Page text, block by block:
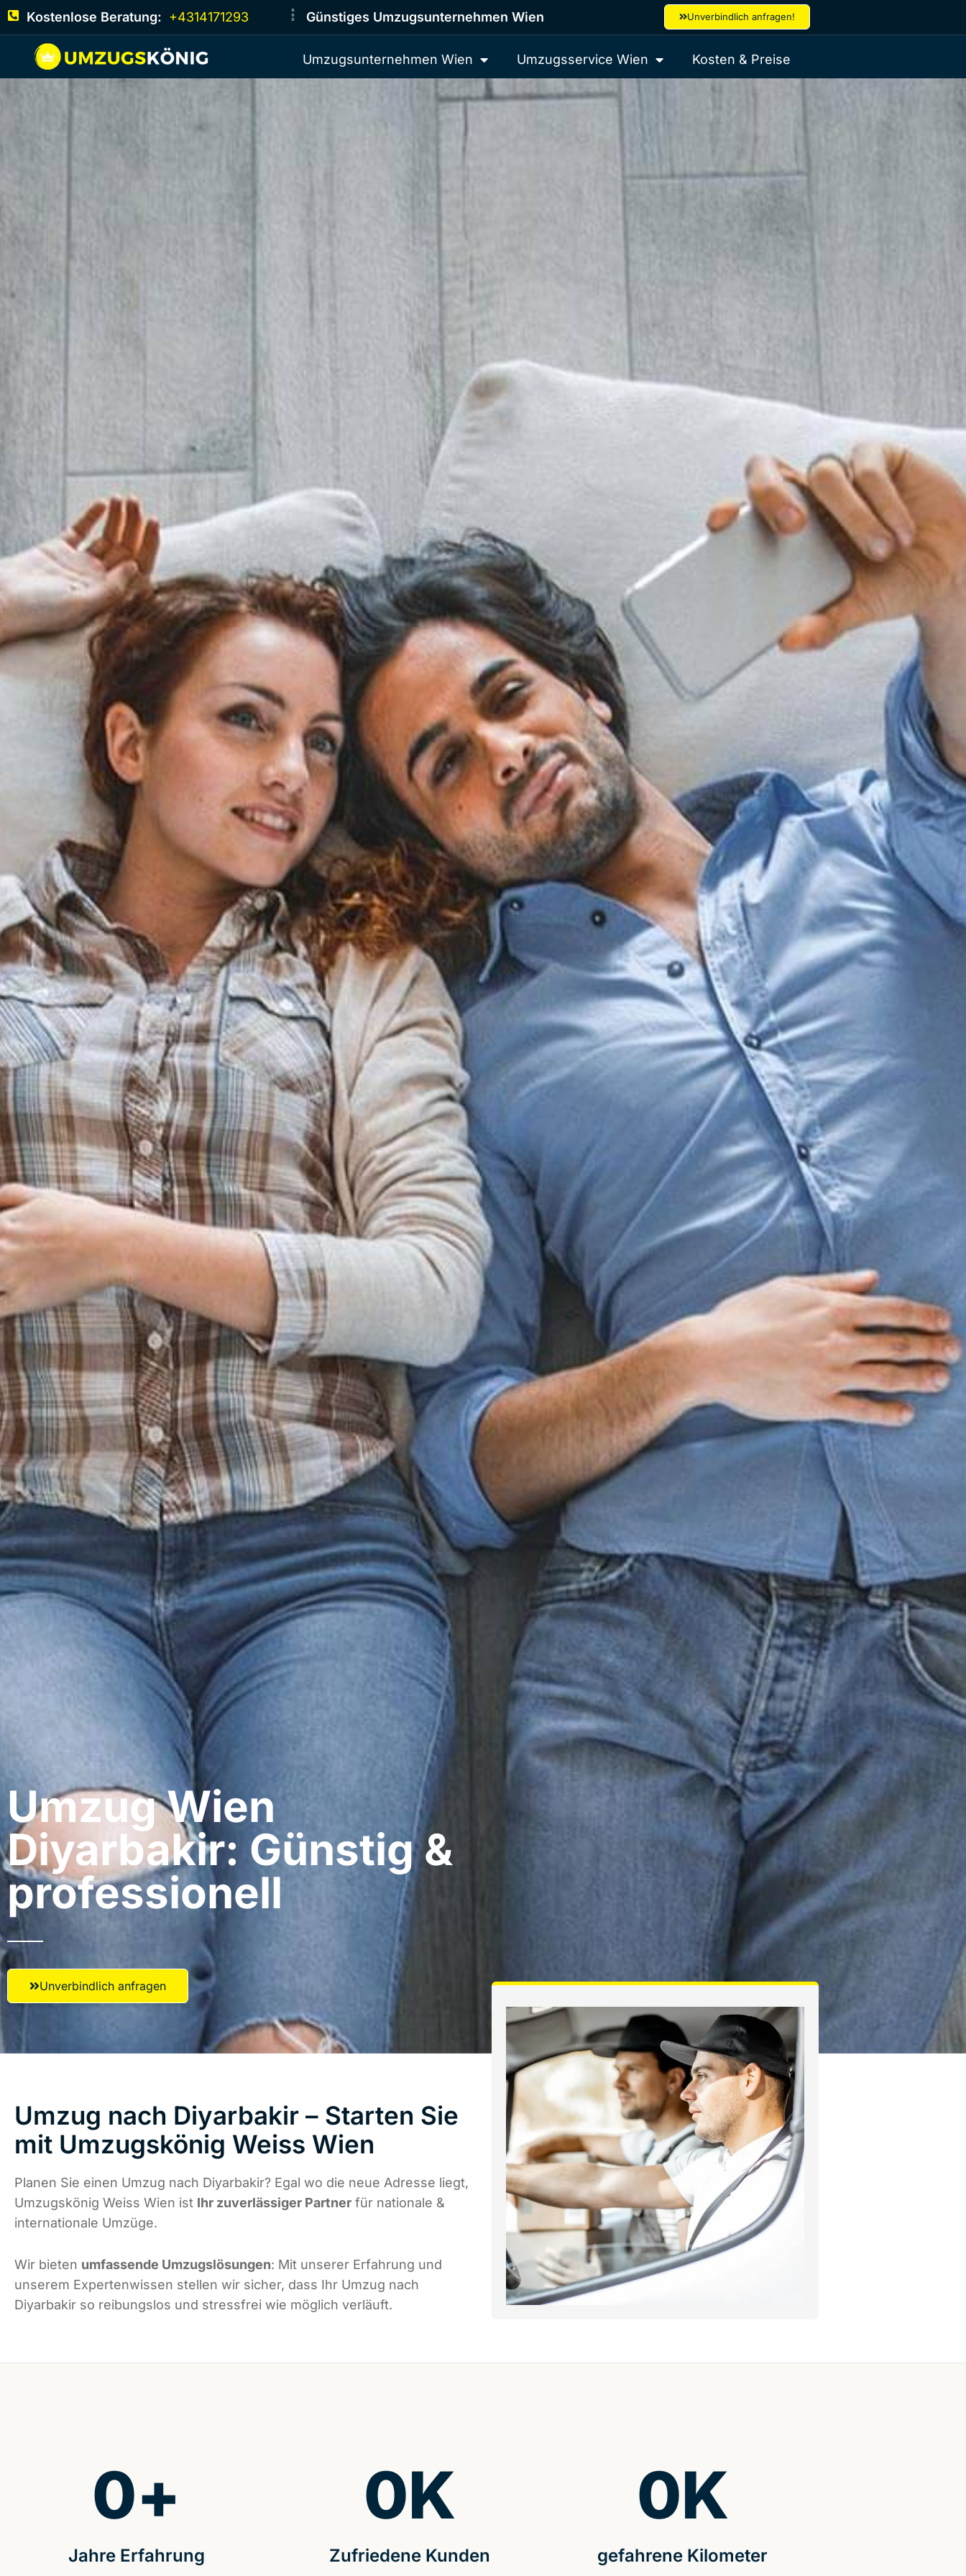
Kostenlose Beratung: +4314171293 Günstiges Umzugsunternehmen Wien Unverbindlich anfragen!
Umzugsunternehmen Wien Umzugsservice Wien Kosten & Preise
Umzug Wien​
Diyarbakir: Günstig &
professionell​
Unverbindlich anfragen
Umzug nach Diyarbakir – Starten Sie
mit Umzugskönig Weiss Wien
Planen Sie einen Umzug nach Diyarbakir? Egal wo die neue Adresse liegt,
Umzugskönig Weiss Wien ist Ihr zuverlässiger Partner für nationale &
internationale Umzüge.
Wir bieten umfassende Umzugslösungen: Mit unserer Erfahrung und
unserem Expertenwissen stellen wir sicher, dass Ihr Umzug nach
Diyarbakir so reibungslos und stressfrei wie möglich verläuft.
Jahre Erfahrung
0+
Zufriedene Kunden
0K
gefahrene Kilometer
0K